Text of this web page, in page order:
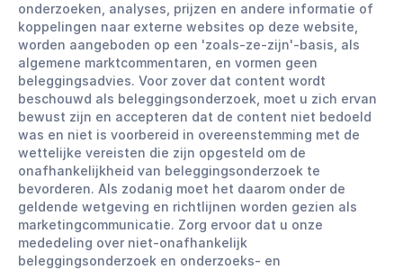
onderzoeken, analyses, prijzen en andere informatie of
koppelingen naar externe websites op deze website,
worden aangeboden op een 'zoals-ze-zijn'-basis, als
algemene marktcommentaren, en vormen geen
beleggingsadvies. Voor zover dat content wordt
beschouwd als beleggingsonderzoek, moet u zich ervan
bewust zijn en accepteren dat de content niet bedoeld
was en niet is voorbereid in overeenstemming met de
wettelijke vereisten die zijn opgesteld om de
onafhankelijkheid van beleggingsonderzoek te
bevorderen. Als zodanig moet het daarom onder de
geldende wetgeving en richtlijnen worden gezien als
marketingcommunicatie. Zorg ervoor dat u onze
mededeling over niet-onafhankelijk
beleggingsonderzoek en onderzoeks- en